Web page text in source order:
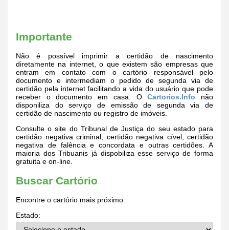
Importante
Não é possível imprimir a certidão de nascimento
diretamente na internet, o que existem são empresas que
entram em contato com o cartório responsável pelo
documento e intermediam o pedido de segunda via de
certidão pela internet facilitando a vida do usuário que pode
receber o documento em casa. OCartorios.Info não
disponiliza do serviço de emissão de segunda via de
certidão de nascimento ou registro de imóveis.
Consulte o site do Tribunal de Justiça do seu estado para
certidão negativa criminal, certidão negativa cível, certidão
negativa de falência e concordata e outras certidões. A
maioria dos Tribuanis já dispobiliza esse serviço de forma
gratuita e on-line.
Buscar Cartório
Encontre o cartório mais próximo:
Estado: